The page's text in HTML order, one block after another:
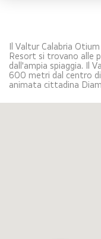
Il Valtur Calabria
Resort si trovano alle
dall'ampia spiaggia. Il
600 metri dal centro
animata cittadina